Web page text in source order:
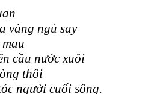
vàng ngủ say
cầu nước xuôi
òng thôi
óc người cuối sông.